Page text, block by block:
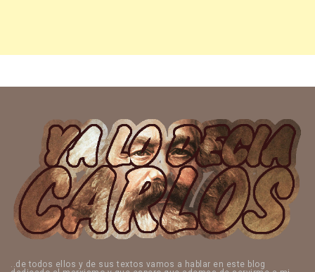
..de todos ellos y de sus textos vamos a hablar en este blog